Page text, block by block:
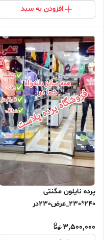
افزودن به سبد
پرده نایلون مگنتی
240*230_عرض230در
مغناطیسی ارسال رایگان
3,500,000